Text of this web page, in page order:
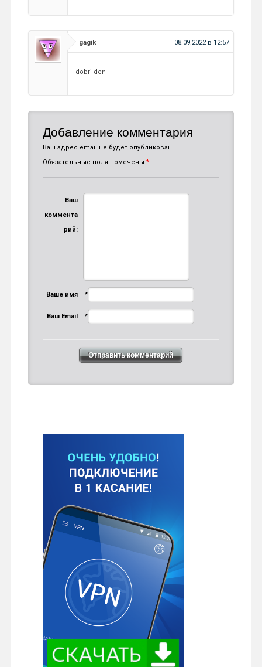
gagik 08.09.2022 в 12:57
dobri den
Добавление комментария
Ваш адрес email не будет опубликован.
Обязательные поля помечены *
Ваш
коммента
рий:
Ваше имя *
Ваш Email *